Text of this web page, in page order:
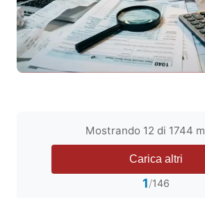
Guia completo para
2025 (entrega
Conheça os prazos,
Mostrando 12 di 1744
Carica altri
1/146